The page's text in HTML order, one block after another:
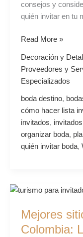
consejos y
quién invitar en tu
Read More »
Decoración y
Proveedores y
Especializados
boda destino,
cómo hacer lista
invitados,
organizar boda,
quién invitar boda,
Mejores
Colombia:
Mejores
para
bodas